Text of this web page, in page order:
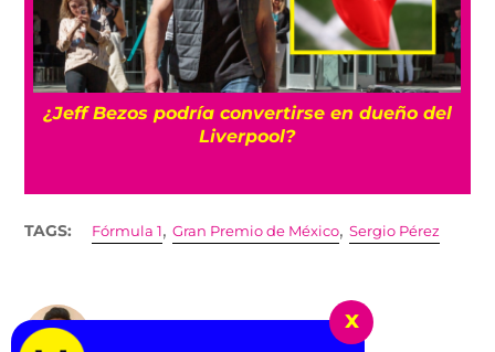
Así va la tabla de posiciones en la Leagues
Cup 2026
TAGS: Fórmula 1,Gran Premio de México,Sergio Pérez
x